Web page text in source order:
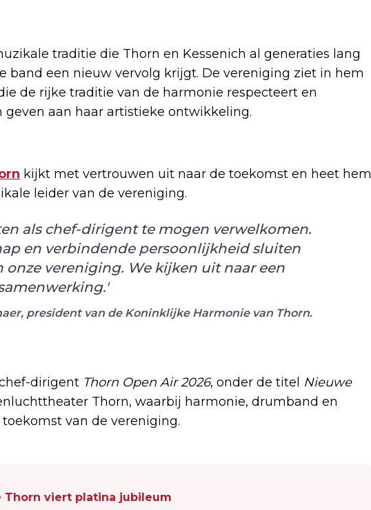
traditie die Thorn en Kessenich al generaties lang
band een nieuw vervolg krijgt. De vereniging ziet in hem
de rijke traditie van de harmonie respecteert en
aan haar artistieke ontwikkeling.
kijkt met vertrouwen uit naar de toekomst en heet hem
leider van de vereniging.
als chef-dirigent te mogen verwelkomen.
en verbindende persoonlijkheid sluiten
onze vereniging. We kijken uit naar een
president van de Koninklijke Harmonie van Thorn.
dirigent Thorn Open Air 2026, onder de titel Nieuwe
Thorn, waarbij harmonie, drumband en
van de vereniging.
Thorn viert platina jubileum